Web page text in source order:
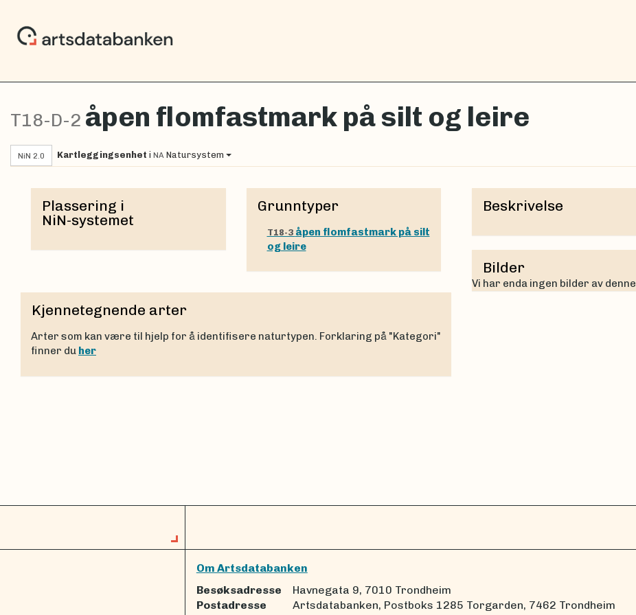
T18-D-2 åpen flomfastmark på silt og leire
NiN 2.0 Kartleggingsenhet i NA Natursystem
Plassering i
NiN-systemet
Grunntyper
T18-3 åpen flomfastmark på silt
og leire
Kjennetegnende arter
Arter som kan være til hjelp for å identifisere naturtypen. Forklaring på "Kategori"
finner du her
Beskrivelse
Bilder
Vi har enda ingen bilder av denne
Om Artsdatabanken
Besøksadresse
Havnegata 9, 7010 Trondheim
Postadresse
Artsdatabanken, Postboks 1285 Torgarden, 7462 Trondheim